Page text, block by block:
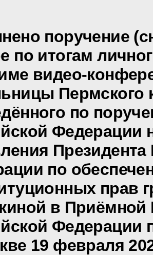
поручение
по итогам
видео-
Пермского
по
Федерации
Президента
по
прав
в Приёмной
Федерации
19 февраля